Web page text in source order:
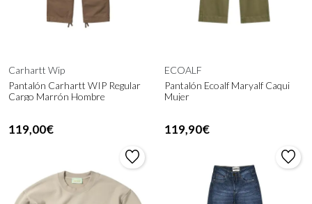
Carhartt Wip
Pantalón Carhartt WIP Regular
Cargo Marrón Hombre
119,00€
ECOALF
Pantalón Ecoalf Maryalf Caqui
Mujer
119,90€